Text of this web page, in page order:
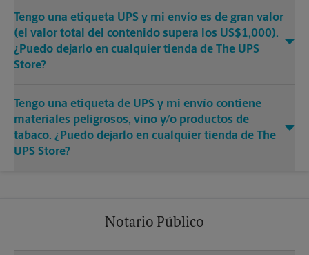
Tengo una etiqueta UPS y mi envío es de gran valor
(el valor total del contenido supera los US$1,000).
¿Puedo dejarlo en cualquier tienda de The UPS
Store?
Tengo una etiqueta de UPS y mi envío contiene
materiales peligrosos, vino y/o productos de
tabaco. ¿Puedo dejarlo en cualquier tienda de The
UPS Store?
Notario Público